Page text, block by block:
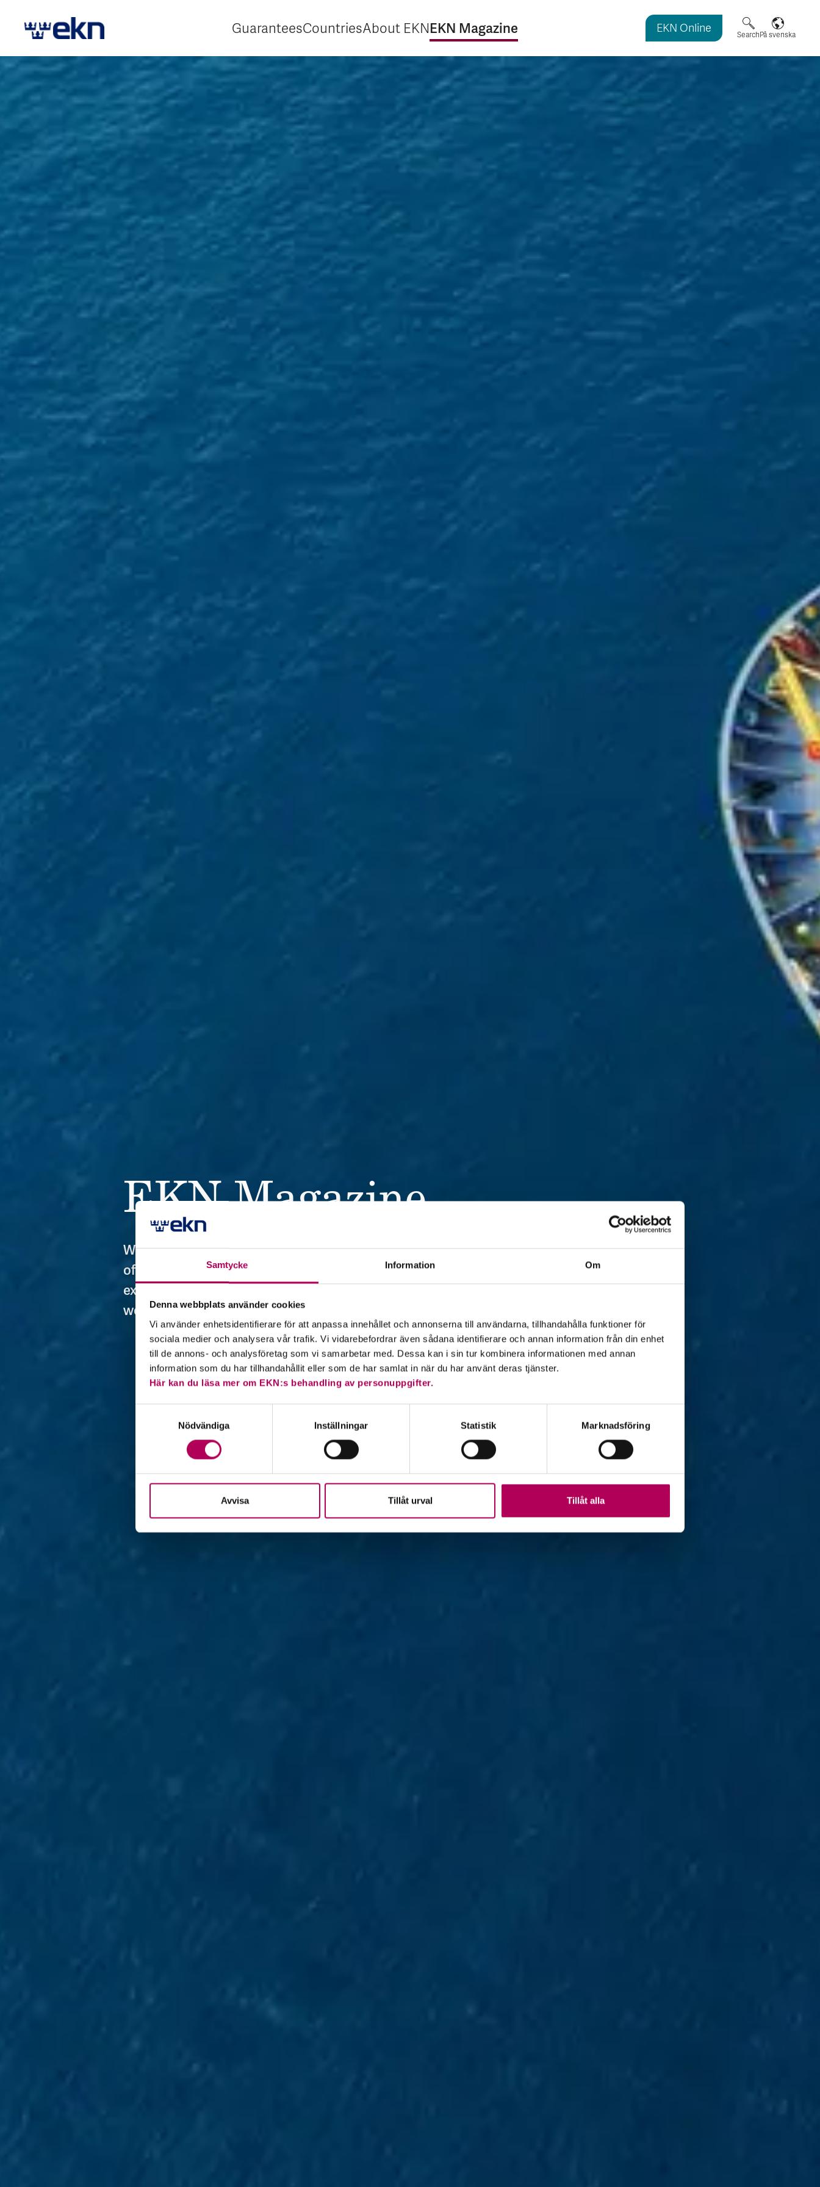
Samtycke Information Om
Denna webbplats använder cookies
Vi använder enhetsidentifierare för att anpassa innehållet och annonserna till användarna, tillhandahålla funktioner för
sociala medier och analysera vår trafik. Vi vidarebefordrar även sådana identifierare och annan information från din enhet
till de annons- och analysföretag som vi samarbetar med. Dessa kan i sin tur kombinera informationen med annan
information som du har tillhandahållit eller som de har samlat in när du har använt deras tjänster.
Här kan du läsa mer om EKN:s behandling av personuppgifter.
Nödvändiga
Inställningar Statistik Marknadsföring
Avvisa Tillåt urval Tillåt alla
GuaranteesExpand Guarantees
CountriesExpand Countries
About EKNExpand About EKN
EKN MagazineExpand EKN Magazine EKN Online SearchPå svenska
EKN Magazine
Welcome to EKN Magazine. We provide inspiration and
offer tips for companies and banks that work with
exports or have just begun that journey out in the
world.